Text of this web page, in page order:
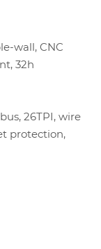
wall, CNC
32h
26TPI, wire
protection,